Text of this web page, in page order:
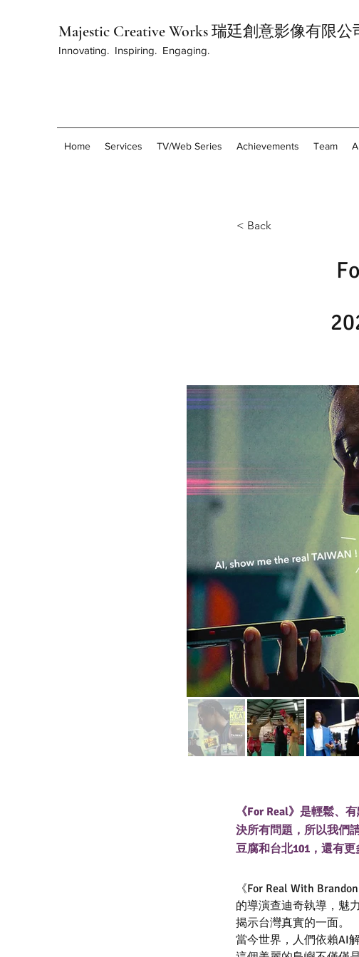
Majestic Creative Works 瑞廷創意影像有限公
Innovating. Inspiring. Engaging.
Home Services TV/Web Series Achievements Team
< Back
《For Real》是輕鬆、
決所有問題，所以我們
豆腐和台北101，還有更
《For Real With
的導演查迪奇執導，魅
揭示台灣真實的一面。
當今世界，人們依賴AI